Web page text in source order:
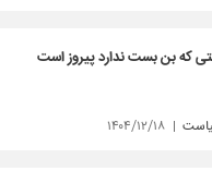
که بن بست ندارد پیروز است
۱۴۰۴/۱۲/۱۸